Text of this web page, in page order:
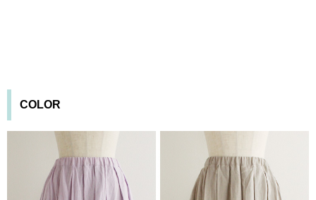
COLOR